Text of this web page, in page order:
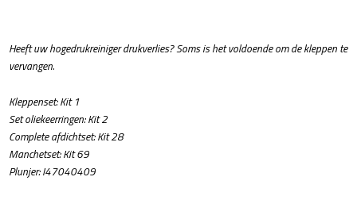
Heeft uw hogedrukreiniger drukverlies? Soms is het voldoende om de kleppen te
vervangen.
Kleppenset: Kit 1
Set oliekeerringen: Kit 2
Complete afdichtset: Kit 28
Manchetset: Kit 69
Plunjer: I47040409